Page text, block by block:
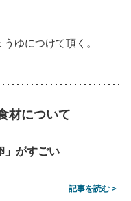
ゆにつけて頂く。
材について
」がすごい
記事を読む >